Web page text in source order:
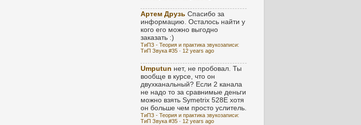
Артем Друзь Спасибо за
информацию. Осталось найти у
кого его можно выгодно
заказать :)
ТиПЗ - Теория и практика звукозаписи:
ТиП Звука #35 · 12 years ago
Umputun нет, не пробовал. Ты
вообще в курсе, что он
двухканальный? Если 2 канала
не надо то за сравнимые деньги
можно взять Symetrix 528E хотя
он больше чем просто услитель.
ТиПЗ - Теория и практика звукозаписи:
ТиП Звука #35 · 12 years ago